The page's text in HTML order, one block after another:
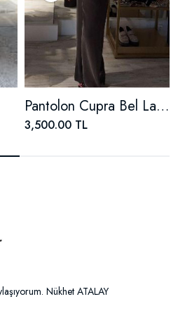
Pantolon Cupra Bel Lastik Detaylı
3,500.00 TL
Nükhet ATALAY